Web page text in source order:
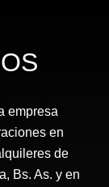
empresa
en
de
Bs. As. y en